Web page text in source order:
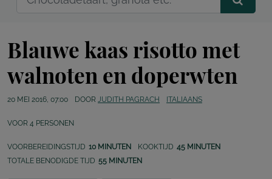
Blauwe kaas risotto met
walnoten en doperwten
20 MEI 2016, 07:00 DOOR JUDITH PAGRACH ITALIAANS
VOOR 4 PERSONEN
VOORBEREIDINGSTIJD 10 MINUTEN KOOKTIJD 45 MINUTEN
TOTALE BENODIGDE TIJD 55 MINUTEN